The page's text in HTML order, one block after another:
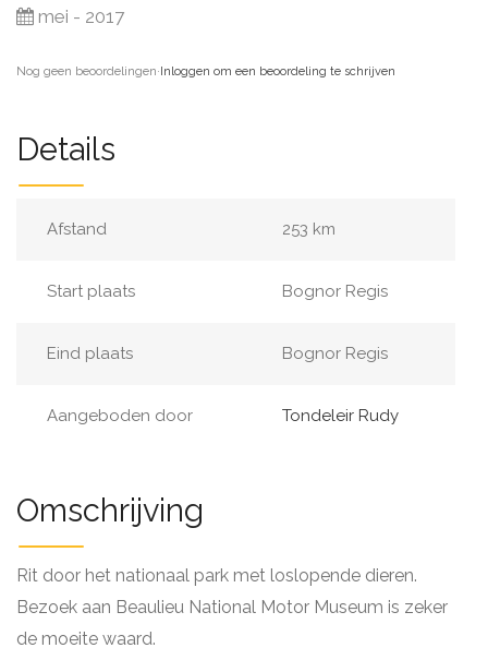
mei - 2017
Nog geen beoordelingen·Inloggen om een beoordeling te schrijven
Details
Afstand 253 km
Start plaats Bognor Regis
Eind plaats Bognor Regis
Aangeboden door Tondeleir Rudy
Omschrijving
Rit door het nationaal park met loslopende dieren.
Bezoek aan Beaulieu National Motor Museum is zeker
de moeite waard.